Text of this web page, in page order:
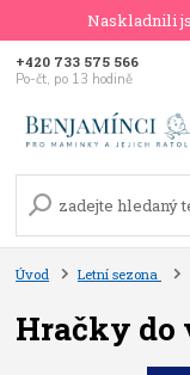
Naskladnili
+420 733 575 566
Po-čt, po 13 hodině
Úvod Letní sezona
Hračky do